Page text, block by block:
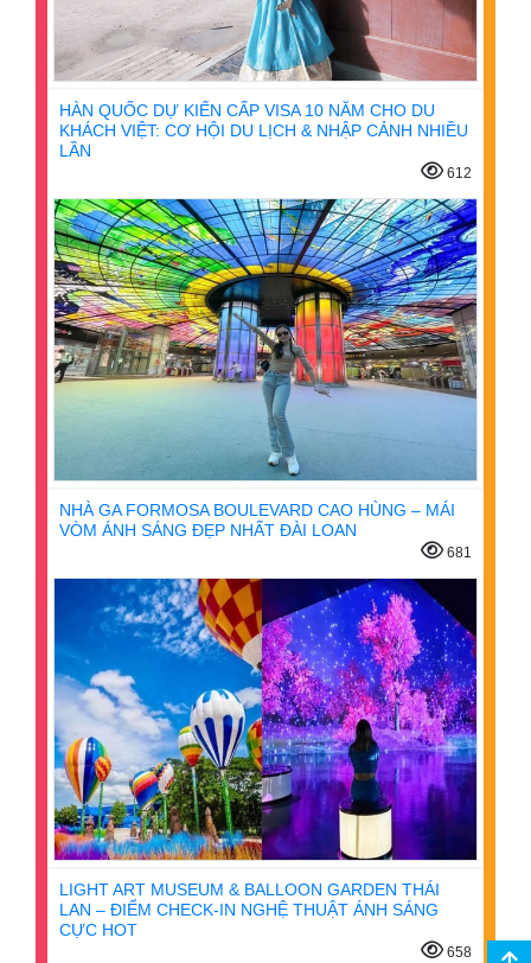
HÀN QUỐC DỰ KIẾN CẤP VISA 10 NĂM CHO DU
KHÁCH VIỆT: CƠ HỘI DU LỊCH & NHẬP CẢNH NHIỀU
LẦN
612
NHÀ GA FORMOSA BOULEVARD CAO HÙNG – MÁI
VÒM ÁNH SÁNG ĐẸP NHẤT ĐÀI LOAN
681
LIGHT ART MUSEUM & BALLOON GARDEN THÁI
LAN – ĐIỂM CHECK-IN NGHỆ THUẬT ÁNH SÁNG
CỰC HOT
658